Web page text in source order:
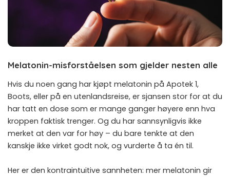
Melatonin-misforståelsen som gjelder nesten alle
Hvis du noen gang har kjøpt melatonin på Apotek 1,
Boots, eller på en utenlandsreise, er sjansen stor for at du
har tatt en dose som er mange ganger høyere enn hva
kroppen faktisk trenger. Og du har sannsynligvis ikke
merket at den var for høy – du bare tenkte at den
kanskje ikke virket godt nok, og vurderte å ta én til.
Her er den kontraintuitive sannheten: mer melatonin gir